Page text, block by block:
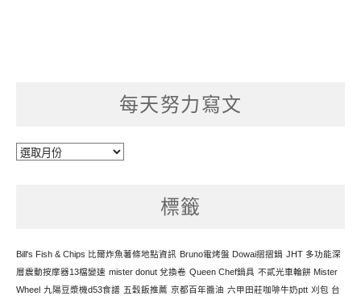
每天努力寫文
每
標籤
Bill's Fish & Chips 比爾炸魚薯條地點資訊 Bruno電烤盤 Dowai摺摺鍋 JHT 多功能深
層震動按摩器13檔變速 mister donut 兌換卷 Queen Chef鍋具 不貳光車輪餅 Mister
Wheel 九陽豆漿機d53食譜 五穀飯推薦 京都百年醬油 六甲田莊咖啡牛奶ptt 刈包 台